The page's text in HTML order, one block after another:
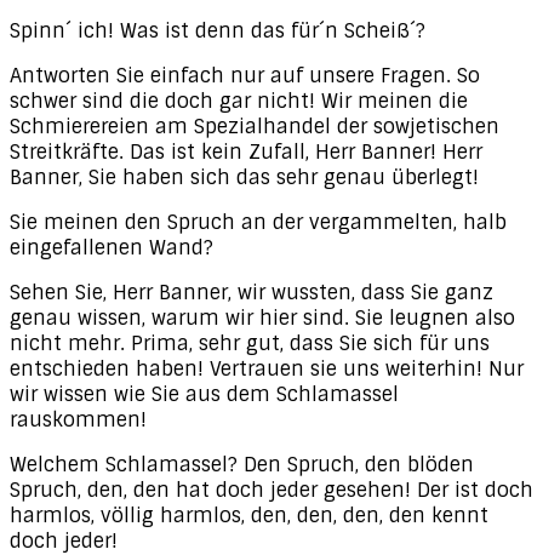
Spinn´ ich! Was ist denn das für´n Scheiß´?
Antworten Sie einfach nur auf unsere Fragen. So
schwer sind die doch gar nicht! Wir meinen die
Schmierereien am Spezialhandel der sowjetischen
Streitkräfte. Das ist kein Zufall, Herr Banner! Herr
Banner, Sie haben sich das sehr genau überlegt!
Sie meinen den Spruch an der vergammelten, halb
eingefallenen Wand?
Sehen Sie, Herr Banner, wir wussten, dass Sie ganz
genau wissen, warum wir hier sind. Sie leugnen also
nicht mehr. Prima, sehr gut, dass Sie sich für uns
entschieden haben! Vertrauen sie uns weiterhin! Nur
wir wissen wie Sie aus dem Schlamassel
rauskommen!
Welchem Schlamassel? Den Spruch, den blöden
Spruch, den, den hat doch jeder gesehen! Der ist doch
harmlos, völlig harmlos, den, den, den, den kennt
doch jeder!